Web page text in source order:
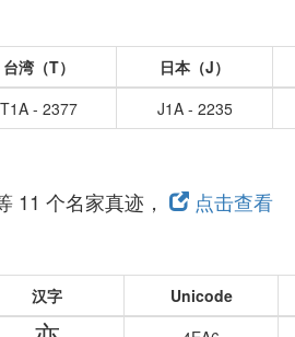
台湾（T）
日本（J）
T1A - 2377 J1A - 2235
11 个名家真迹， 点击查看
汉字
Unicode